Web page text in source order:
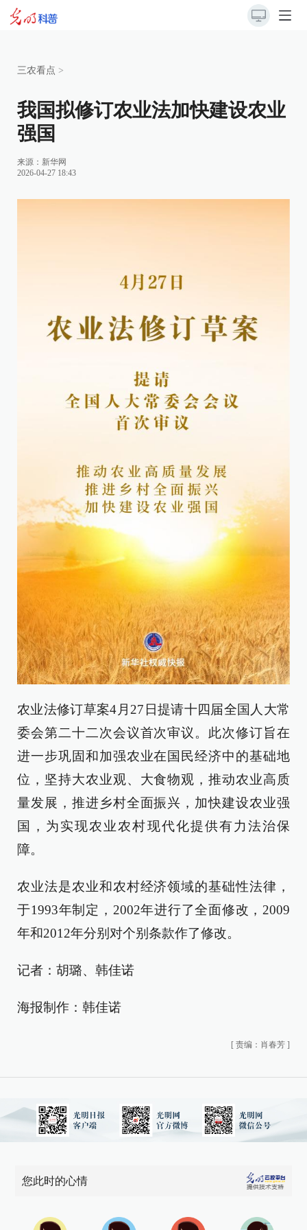
三农看点 >
我国拟修订农业法加快建设农业
强国
来源： 新华网
2026-04-27 18:43
农业法修订草案4月27日提请十四届全国人大常
委会第二十二次会议首次审议。此次修订旨在
进一步巩固和加强农业在国民经济中的基础地
位，坚持大农业观、大食物观，推动农业高质
量发展，推进乡村全面振兴，加快建设农业强
国，为实现农业农村现代化提供有力法治保
障。
农业法是农业和农村经济领域的基础性法律，
于1993年制定，2002年进行了全面修改，2009
年和2012年分别对个别条款作了修改。
记者：胡璐、韩佳诺
海报制作：韩佳诺
[ 责编：肖春芳 ]
您此时的心情